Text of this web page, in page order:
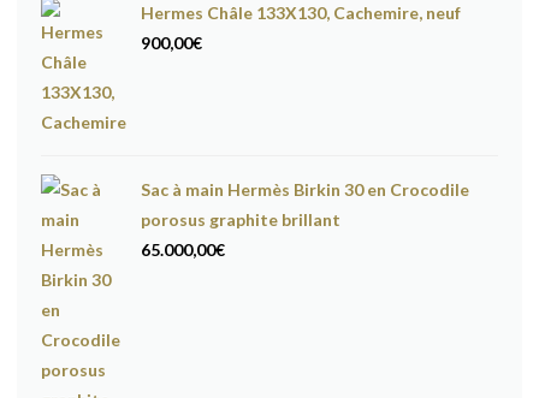
Hermes Châle 133X130, Cachemire, neuf
900,00€
Sac à main Hermès Birkin 30 en Crocodile
porosus graphite brillant
65.000,00€